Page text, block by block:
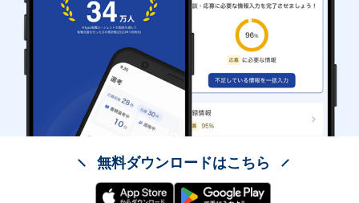
無料ダウンロードはこちら